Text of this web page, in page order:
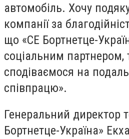
автомобіль. Хочу
компанії за
що «СЕ Бортнетце-
соціальним партнером,
сподіваємося на
співпрацю».
Генеральний директор
Бортнетце-Україна»